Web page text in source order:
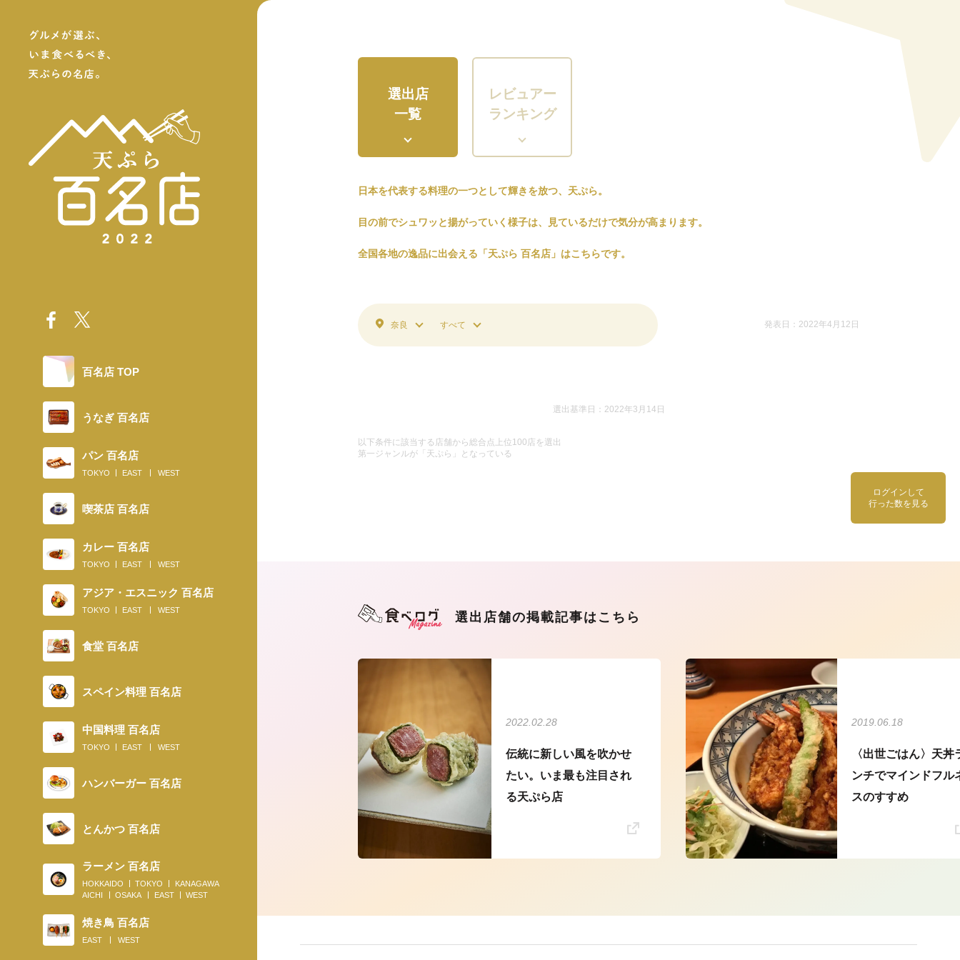
百名店 TOP
うなぎ 百名店
パン 百名店
TOKYO EAST WEST
喫茶店 百名店
カレー 百名店
TOKYO EAST WEST
アジア・エスニック 百名店
TOKYO EAST WEST
食堂 百名店
スペイン料理 百名店
中国料理 百名店
TOKYO EAST WEST
ハンバーガー 百名店
とんかつ 百名店
ラーメン 百名店
HOKKAIDO TOKYO
KANAGAWA
AICHI
OSAKA EAST WEST
焼き鳥 百名店
EAST WEST
選出店
一覧
レビュアー
ランキング
日本を代表する料理の一つとして輝きを放つ、天ぷら。
目の前でシュワッと揚がっていく様子は、見ているだけで気分が高まります。
全国各地の逸品に出会える「天ぷら 百名店」はこちらです。
奈良 すべて 発表日：2022年4月12日
選出基準日：2022年3月14日
以下条件に該当する店舗から総合点上位100店を選出
第一ジャンルが「天ぷら」となっている
ログインして
行った数を見る
選出店舗の掲載記事はこちら
2022.02.28
伝統に新しい風を吹かせ
たい。いま最も注目され
る天ぷら店
2019.06.18
〈出世ごはん〉天丼
ンチでマインドフル
スのすすめ